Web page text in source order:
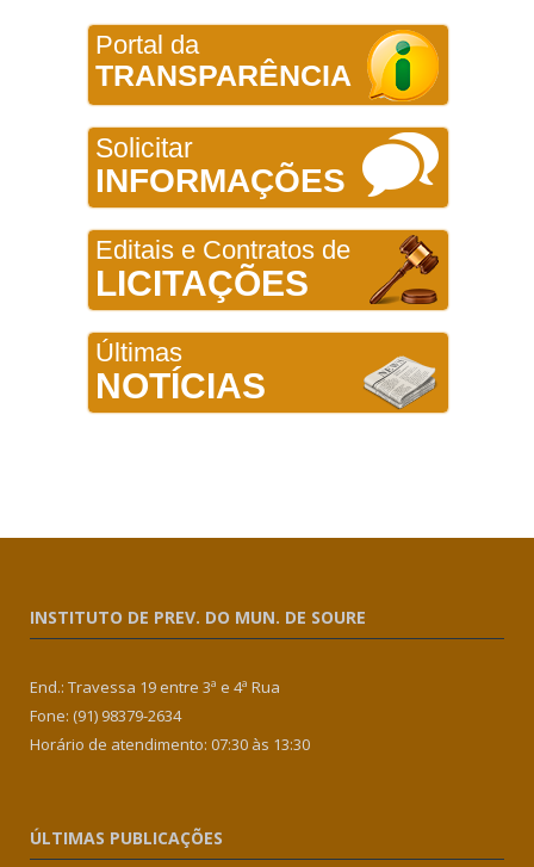
Portal da
TRANSPARÊNCIA
Solicitar
INFORMAÇÕES
Editais e Contratos de
LICITAÇÕES
Últimas
NOTÍCIAS
INSTITUTO DE PREV. DO MUN. DE SOURE
End.: Travessa 19 entre 3ª e 4ª Rua
Fone: (91) 98379-2634
Horário de atendimento: 07:30 às 13:30
ÚLTIMAS PUBLICAÇÕES